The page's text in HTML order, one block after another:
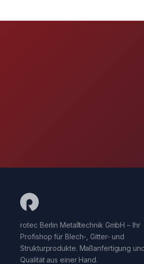
rotec Berlin Metalltechnik GmbH – Ihr
Profishop für Blech-, Gitter- und
Strukturprodukte. Maßanfertigung
Qualität aus einer Hand.